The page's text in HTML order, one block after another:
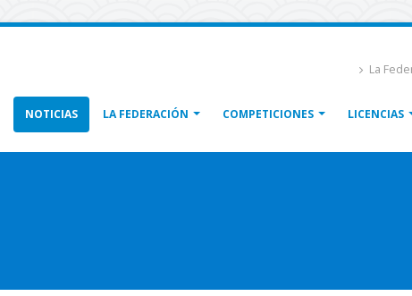
La
NOTICIAS LA FEDERACIÓN COMPETICIONES LICENCIAS